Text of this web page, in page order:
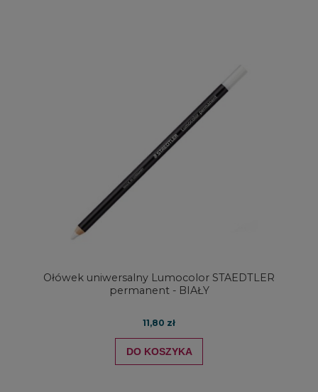
Ołówek uniwersalny Lumocolor STAEDTLER
permanent - BIAŁY
11,80 zł
DO KOSZYKA